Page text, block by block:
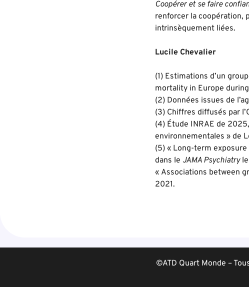
Coopérer et se faire
renforcer la coopération,
intrinsèquement liées.
Lucile Chevalier
(1) Estimations d’un
mortality in Europe
(2) Données issues de
(3) Chiffres diffusés par
(4) Étude INRAE de
environnementales » de
(5) « Long-term
dans le JAMA Psychiatryle
« Associations between
2021.
©ATD Quart Monde –